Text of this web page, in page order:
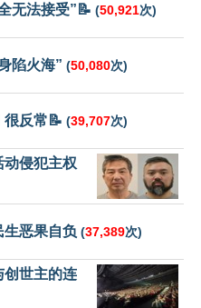
无法接受”📝 (50,921次)
陷火海” (50,080次)
很反常📝 (39,707次)
动侵犯主权
生恶果自负 (37,389次)
创世主的连